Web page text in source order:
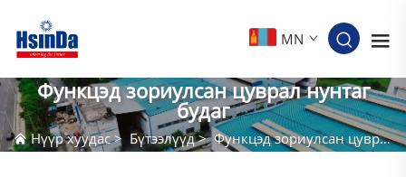
MN
Функцэд зориулсан цуврал нунтаг
будаг
Нүүр хуудас> Бүтээлүүд> Функцэд зориулсан цуврал нунтаг будаг